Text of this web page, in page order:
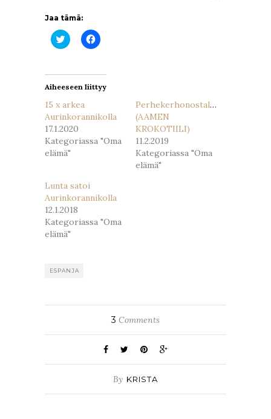
Jaa tämä:
Jaa
Twitterissä(Avautuu
Jaa
Facebookissa(Avautuu
Aiheeseen liittyy
15 x arkea
Aurinkorannikolla
17.1.2020
Kategoriassa "Oma
elämä"
Perhekerhonostalgiaa
(AAMEN
KROKOTIILI)
11.2.2019
Kategoriassa "Oma
elämä"
Lunta satoi
Aurinkorannikolla
12.1.2018
Kategoriassa "Oma
elämä"
ESPANJA
3 Comments
By KRISTA